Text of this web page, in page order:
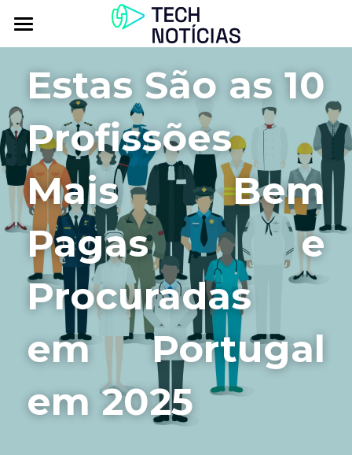
Atualidade
Explorar
Podcasts
Inbox
Contactos
Estas São as 10
Profissões
Mais Bem
Pagas e
Procuradas
em Portugal
em 2025